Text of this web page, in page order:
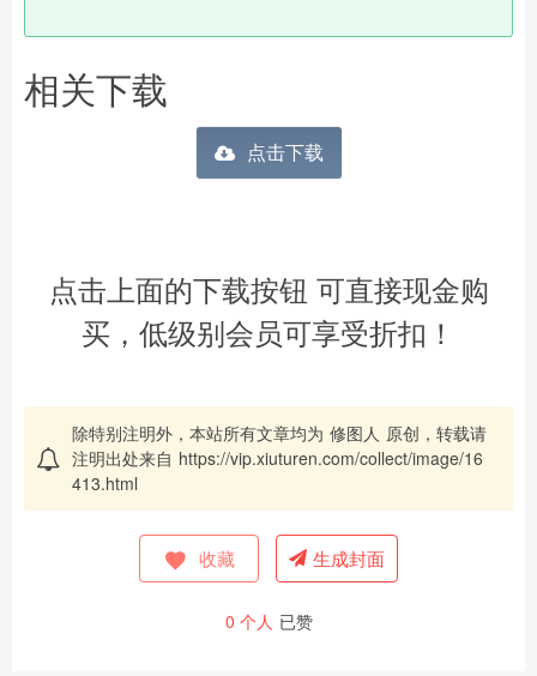
相关下载
点击下载
点击上面的下载按钮 可直接现金购
买，低级别会员可享受折扣！
除特别注明外，本站所有文章均为 修图人 原创，转载请
注明出处来自 https://vip.xiuturen.com/collect/image/16
413.html
收藏 生成封面
0 个人 已赞